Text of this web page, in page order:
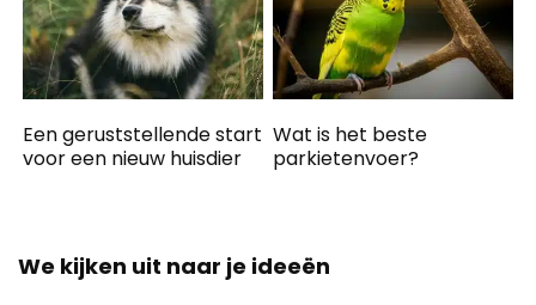
Een geruststellende start
voor een nieuw huisdier
Wat is het beste
parkietenvoer?
We kijken uit naar je ideeën